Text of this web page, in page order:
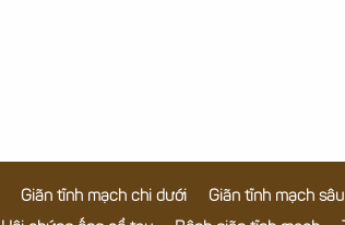
Giãn tĩnh mạch chi dưới Giãn tĩnh mạch sâu